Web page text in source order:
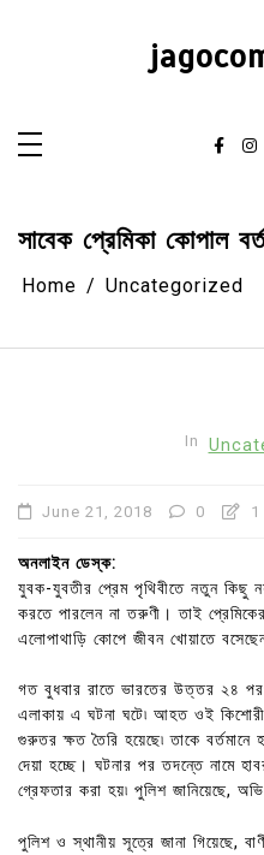
সাবেক প্রেমিকা কোপাল
Home Uncategorized
In
June 21, 2018 0 1
অনলাইন ডেস্ক:
যুবক-যুবতীর প্রেম পৃথিবীতে নতুন কিছু
করতে পারলেন না তরুণী। তাই
এলোপাথাড়ি কোপে জীবন খোয়াতে
গত বুধবার রাতে ভারতের উত্তর ২৪
এলাকায় এ ঘটনা ঘটে৷ আহত ওই
গুরুতর ক্ষত তৈরি হয়েছে৷ তাকে বর্তমানে
দেয়া হচ্ছে। ঘটনার পর তদন্তে নামে
গ্রেফতার করা হয়৷ পুলিশ জানিয়েছে,
পুলিশ ও স্থানীয় সূত্রে জানা গিয়েছে,